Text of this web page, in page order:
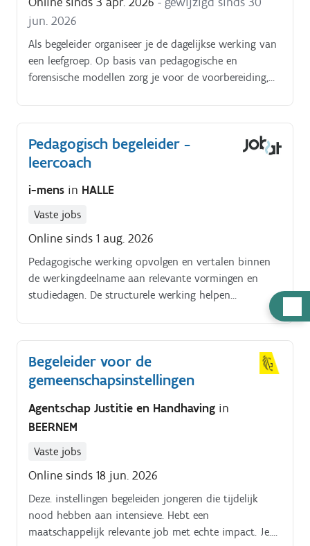
jun. 2026
Als begeleider organiseer je de dagelijkse werking van
een leefgroep. Op basis van pedagogische en
forensische modellen zorg je voor de voorbereiding,
bijsturing van de pedagogische opdracht.
Pedagogisch begeleider -
leercoach
i-mens in HALLE
Vaste jobs
Online sinds 1 aug. 2026
Pedagogische werking opvolgen en vertalen binnen
de werkingdeelname aan relevante vormingen en
studiedagen. De structurele werking helpen
registratiemeewerken aan rapportagesamenwerken
met collega leercoaches, pedagogisch begeleiders,
pedagogisch coaches en andere partners
Begeleider voor de
gemeenschapsinstellingen
Agentschap Justitie en Handhaving in
BEERNEM
Vaste jobs
Online sinds 18 jun. 2026
Deze. instellingen begeleiden jongeren die tijdelijk
nood hebben aan intensieve. Hebt een
maatschappelijk relevante job met echte impact. Je.